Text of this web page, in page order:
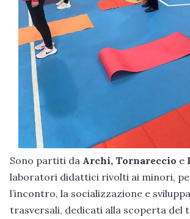
Sono partiti da Archi, Tornareccio e
laboratori didattici rivolti ai minori,
l’incontro, la socializzazione e
trasversali, dedicati alla scoperta del